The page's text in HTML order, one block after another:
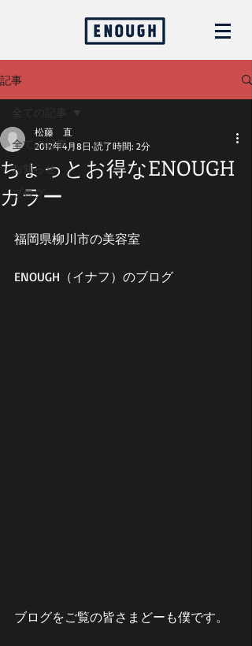
記事
全ての記事
お知らせ
ブログ
全ての記事
ちょっとお得なENOUGH
カラー
松藤 直
2017年4月8日 読了時間: 2分
福岡県柳川市の美容室
ENOUGH（イナフ）のブログ
ブログをご覧の皆さまどーも僕です。